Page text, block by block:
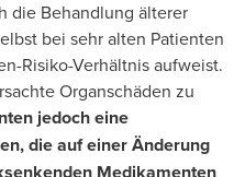
die Behandlung älterer
bei sehr alten Patienten
Risiko-Verhältnis aufweist.
Organschäden zu
jedoch eine
die auf einer Änderung
Medikamenten